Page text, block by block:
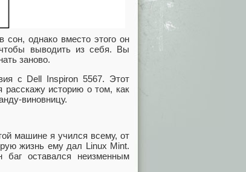
однако вместо этого он
выводить из себя. Вы
заново.
с Dell Inspiron 5567. Этот
расскажу историю о том, как
виновницу.
машине я учился всему, от
жизнь ему дал Linux Mint.
баг оставался неизменным